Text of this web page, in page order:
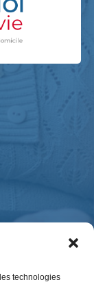
technologies